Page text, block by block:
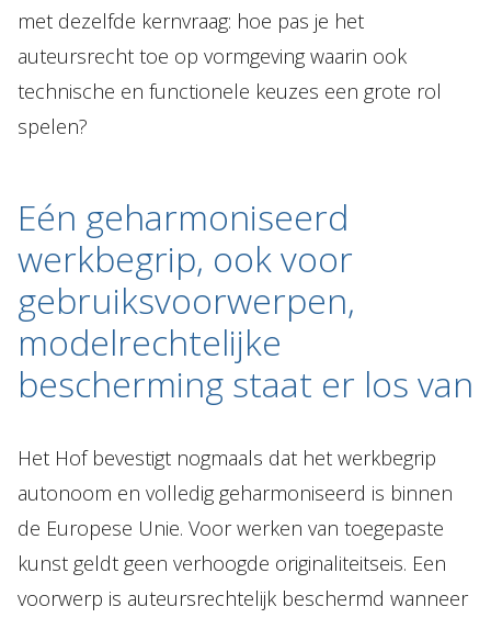
met dezelfde kernvraag: hoe pas je het
auteursrecht toe op vormgeving waarin ook
technische en functionele keuzes een grote rol
spelen?
Eén geharmoniseerd
werkbegrip, ook voor
gebruiksvoorwerpen,
modelrechtelijke
bescherming staat er los van
Het Hof bevestigt nogmaals dat het werkbegrip
autonoom en volledig geharmoniseerd is binnen
de Europese Unie. Voor werken van toegepaste
kunst geldt geen verhoogde originaliteitseis. Een
voorwerp is auteursrechtelijk beschermd wanneer